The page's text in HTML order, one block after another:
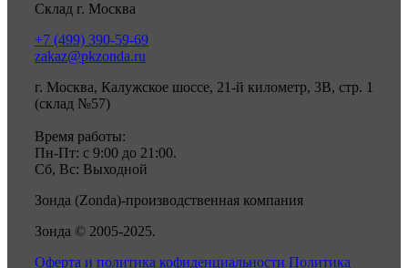
Склад г. Москва
+7 (499) 390-59-69
zakaz@pkzonda.ru
г. Москва, Калужское шоссе, 21-й километр, 3В, стр. 1
(склад №57)
Время работы:
Пн-Пт: с 9:00 до 21:00.
Сб, Вс: Выходной
Зонда (Zonda)-производственная компания
Зонда © 2005-2025.
Оферта и политика кофиденциальности Политика